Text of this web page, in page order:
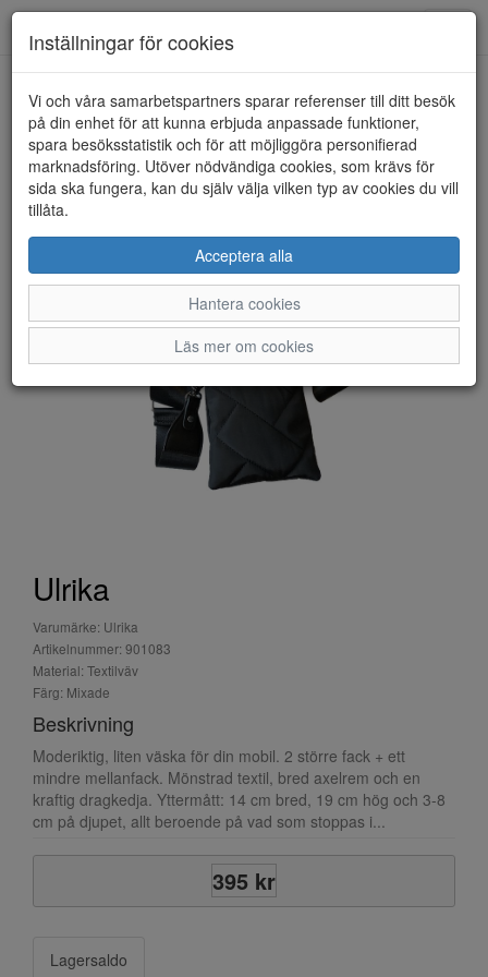
HEM ULRIKA
Ulrika
Varumärke: Ulrika
Artikelnummer: 901083
Material: Textilväv
Färg: Mixade
Beskrivning
Moderiktig, liten väska för din mobil. 2 större fack + ett
mindre mellanfack. Mönstrad textil, bred axelrem och en
kraftig dragkedja. Yttermått: 14 cm bred, 19 cm hög och 3-8
cm på djupet, allt beroende på vad som stoppas i...
395 kr
Lagersaldo
Inställningar för cookies
Vi och våra samarbetspartners sparar referenser till ditt besök
på din enhet för att kunna erbjuda anpassade funktioner,
spara besöksstatistik och för att möjliggöra personifierad
marknadsföring. Utöver nödvändiga cookies, som krävs för
sida ska fungera, kan du själv välja vilken typ av cookies du vill
tillåta.
Acceptera alla
Hantera cookies
Läs mer om cookies